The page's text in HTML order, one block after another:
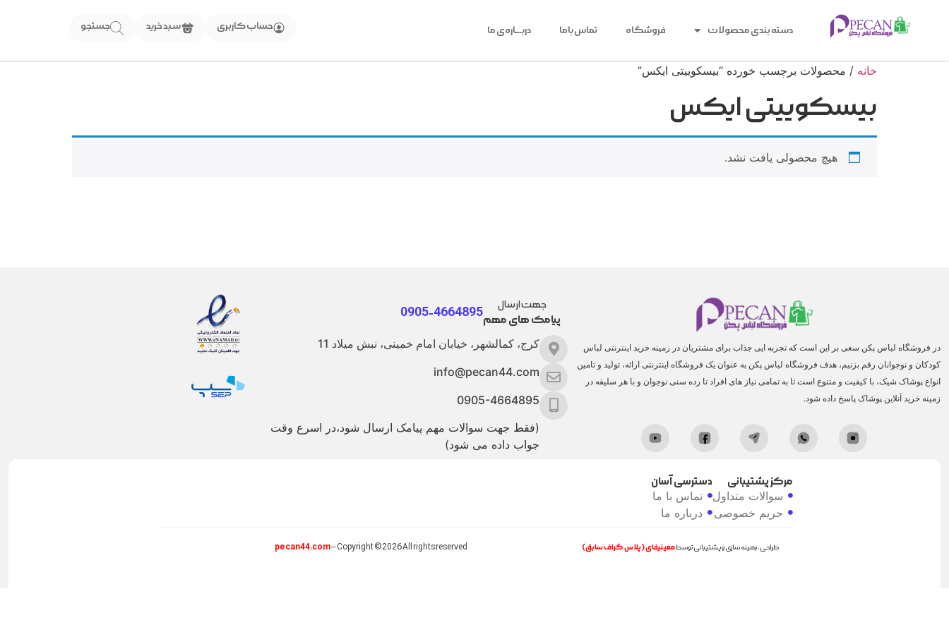
دسته بندی محصولات فروشگاه تماس باما دربـــاره‌ی ما حساب کاربری سبد خرید جستجو
خانه / محصولات برچسب خورده “بیسکوییتی ایکس”
بیسکوییتی ایکس
هیچ محصولی یافت نشد.
در فروشگاه لباس پکن سعی بر این است که تجربه ایی جذاب برای مشتریان در زمینه خرید اینترنتی لباس
کودکان و نوجوانان رقم بزنیم، هدف فروشگاه لباس پکن به عنوان یک فروشگاه اینترنتی ارائه، تولید و تامین
انواع پوشاک شیک، با کیفیت و متنوع است تا به تمامی نیاز های افراد تا رده سنی نوجوان و با هر سلیقه در
زمینه خرید آنلاین پوشاک پاسخ داده شود.
جهت ارسال
پیامک های مهم0905-4664895
کرج، کمالشهر، خیابان امام خمینی، نبش میلاد 11
info@pecan44.com
0905-4664895
(فقط جهت سوالات مهم پیامک ارسال شود،در اسرع وقت
جواب داده می شود)
مرکز پشتیبانی
سوالات متداول
حریم خصوصی
دسترسی آسان
تماس با ما
درباره ما
طراحی، بهینه سازی و پشتیبانی توسطمعینیفای (پلاس گراف سابق) pecan44.com– Copyright ©2026 All rights reserved